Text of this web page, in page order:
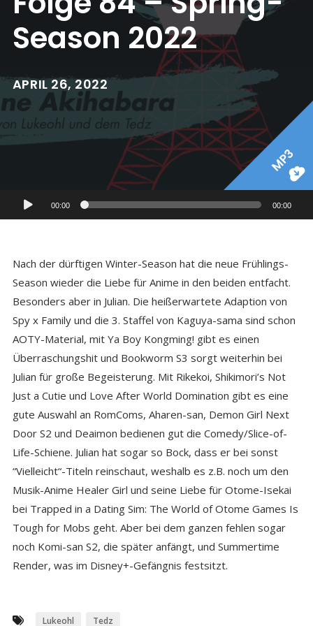
Season 2022
APRIL 26, 2022
MP3
Audio-
Player
00:00 00:00
Nach der dürftigen Winter-Season hat die neue Frühlings-
Season wieder die Liebe für Anime in den beiden entfacht.
Besonders aber in Julian. Die heißerwartete Adaption von
Spy x Family und die 3. Staffel von Kaguya-sama sind schon
AOTY-Material, mit Ya Boy Kongming! gibt es einen
Überraschungshit und Bookworm S3 sorgt weiterhin bei
Julian für große Begeisterung. Mit Rikekoi, Shikimori’s Not
Just a Cutie und Love After World Domination gibt es eine
gute Auswahl an RomComs, Aharen-san, Demon Girl Next
Door S2 und Deaimon bedienen gut die Comedy/Slice-of-
Life-Schiene. Julian hat sogar so Bock, dass er bei sonst
“Vielleicht“-Titeln reinschaut, weshalb es z.B. noch um den
Musik-Anime Healer Girl und seine Liebe für Otome-Isekai
bei Trapped in a Dating Sim: The World of Otome Games Is
Tough for Mobs geht. Aber bei dem ganzen fehlen sogar
noch Komi-san S2, die später anfängt, und Summertime
Render, was im Disney+-Gefängnis festsitzt.
Lukeohl Tedz